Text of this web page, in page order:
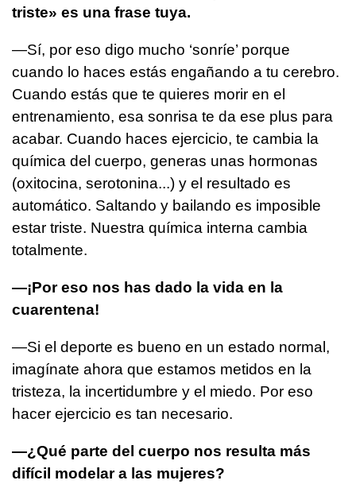
triste» es una frase tuya.
—Sí, por eso digo mucho ‘sonríe’ porque
cuando lo haces estás engañando a tu cerebro.
Cuando estás que te quieres morir en el
entrenamiento, esa sonrisa te da ese plus para
acabar. Cuando haces ejercicio, te cambia la
química del cuerpo, generas unas hormonas
(oxitocina, serotonina...) y el resultado es
automático. Saltando y bailando es imposible
estar triste. Nuestra química interna cambia
totalmente.
—¡Por eso nos has dado la vida en la
cuarentena!
—Si el deporte es bueno en un estado normal,
imagínate ahora que estamos metidos en la
tristeza, la incertidumbre y el miedo. Por eso
hacer ejercicio es tan necesario.
—¿Qué parte del cuerpo nos resulta más
difícil modelar a las mujeres?